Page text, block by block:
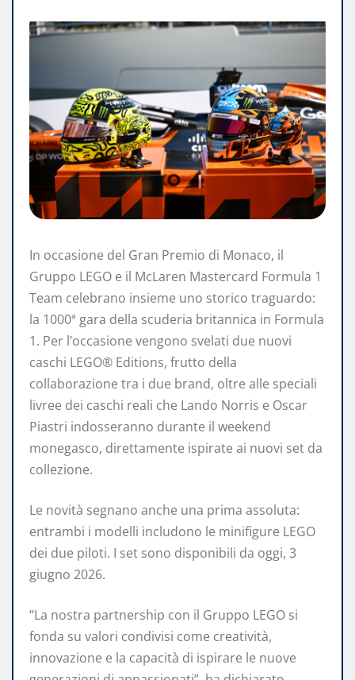
In occasione del Gran Premio di Monaco, il
Gruppo LEGO e il McLaren Mastercard Formula 1
Team celebrano insieme uno storico traguardo:
la 1000ª gara della scuderia britannica in Formula
1. Per l’occasione vengono svelati due nuovi
caschi LEGO® Editions, frutto della
collaborazione tra i due brand, oltre alle speciali
livree dei caschi reali che Lando Norris e Oscar
Piastri indosseranno durante il weekend
monegasco, direttamente ispirate ai nuovi set da
collezione.
Le novità segnano anche una prima assoluta:
entrambi i modelli includono le minifigure LEGO
dei due piloti. I set sono disponibili da oggi, 3
giugno 2026.
“La nostra partnership con il Gruppo LEGO si
fonda su valori condivisi come creatività,
innovazione e la capacità di ispirare le nuove